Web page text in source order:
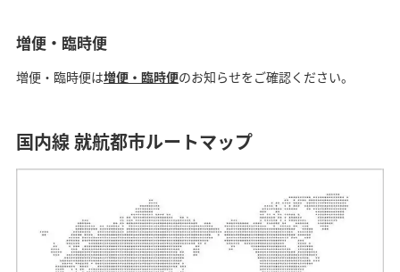
増便・臨時便
増便・臨時便は増便・臨時便のお知らせをご確認ください。
国内線 就航都市ルートマップ